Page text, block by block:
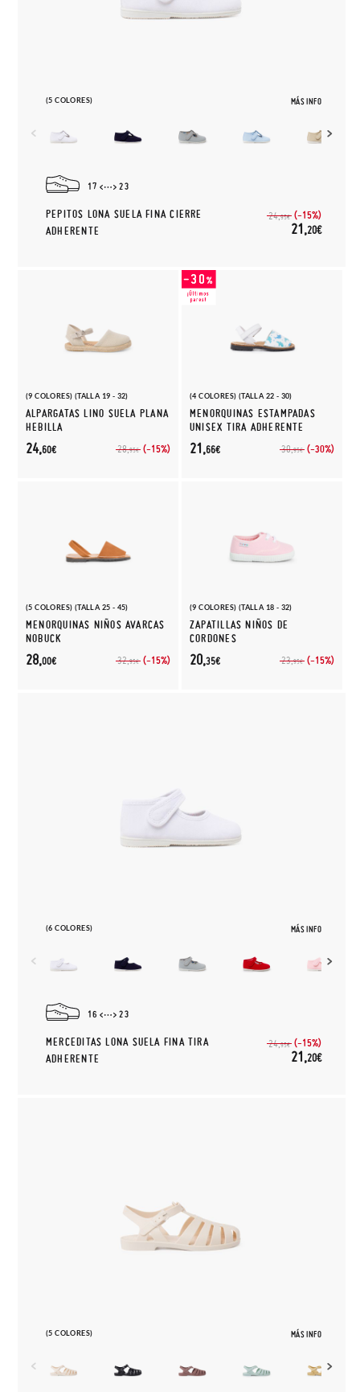
(5 COLORES) MÁS INFO
17 23
PEPITOS LONA SUELA FINA CIERRE
ADHERENTE
24,95€ (-15%)
21,20€
(9 COLORES) (TALLA 19 - 32)
ALPARGATAS LINO SUELA PLANA
HEBILLA
28,95€ (-15%)
24,60€
(4 COLORES) (TALLA 22 - 30)
MENORQUINAS ESTAMPADAS
UNISEX TIRA ADHERENTE
30,95€ (-30%)
21,66€
(5 COLORES) (TALLA 25 - 45)
MENORQUINAS NIÑOS AVARCAS
NOBUCK
32,95€ (-15%)
28,00€
(9 COLORES) (TALLA 18 - 32)
ZAPATILLAS NIÑOS DE
CORDONES
23,95€ (-15%)
20,35€
(6 COLORES) MÁS INFO
16 23
MERCEDITAS LONA SUELA FINA TIRA
ADHERENTE
24,95€ (-15%)
21,20€
(5 COLORES) MÁS INFO